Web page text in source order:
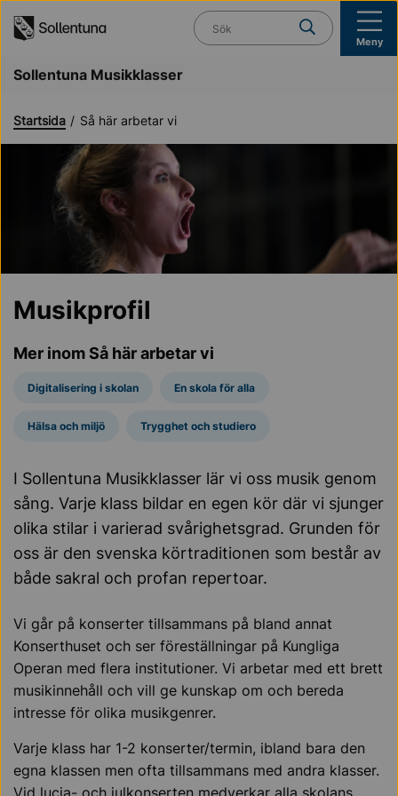
Vad söker du?
Meny
Sollentuna Musikklasser
Startsida Så här arbetar vi
Musikprofil
Mer inom Så här arbetar vi
Digitalisering i skolan En skola för alla
Hälsa och miljö Trygghet och studiero
I Sollentuna Musikklasser lär vi oss musik genom
sång. Varje klass bildar en egen kör där vi sjunger
olika stilar i varierad svårighetsgrad. Grunden för
oss är den svenska körtraditionen som består av
både sakral och profan repertoar.
Vi går på konserter tillsammans på bland annat
Konserthuset och ser föreställningar på Kungliga
Operan med flera institutioner. Vi arbetar med ett brett
musikinnehåll och vill ge kunskap om och bereda
intresse för olika musikgenrer.
Varje klass har 1-2 konserter/termin, ibland bara den
egna klassen men ofta tillsammans med andra klasser.
Vid lucia- och julkonserten medverkar alla skolans